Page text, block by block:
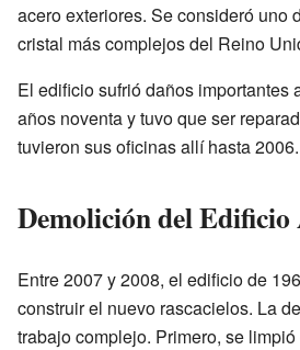
acero exteriores. Se consideró uno
cristal más complejos del Reino
El edificio sufrió daños importantes
años noventa y tuvo que ser
tuvieron sus oficinas allí hasta 2006.
Demolición del
Entre 2007 y 2008, el edificio de
construir el nuevo rascacielos. La
trabajo complejo. Primero, se